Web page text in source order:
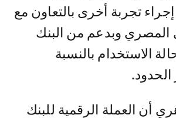
تجربة أخرى بالتعاون مع
المصري وبدعم من البنك
الاستخدام بالنسبة
الحدود.
أن العملة الرقمية للبنك